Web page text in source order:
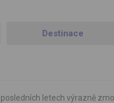
Destinace
letech výrazně